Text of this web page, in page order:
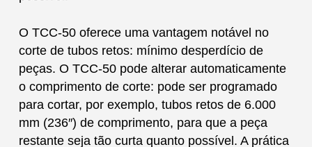
O TCC-50 oferece uma vantagem notável no
corte de tubos retos: mínimo desperdício de
peças. O TCC-50 pode alterar automaticamente
o comprimento de corte: pode ser programado
para cortar, por exemplo, tubos retos de 6.000
mm (236″) de comprimento, para que a peça
restante seja tão curta quanto possível. A prática